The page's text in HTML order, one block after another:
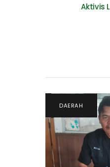
Aktivis
DAERAH